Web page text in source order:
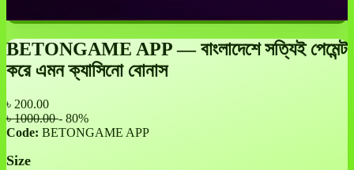
BETONGAME APP — বাংলাদেশে সত্যিই পেমেন্ট
করে এমন ক্যাসিনো বোনাস
৳ 200.00
৳ 1000.00- 80%
Code: BETONGAME APP
Size